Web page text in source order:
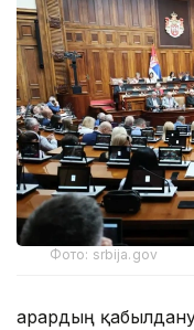
Фото: srbija.gov
Қарардың